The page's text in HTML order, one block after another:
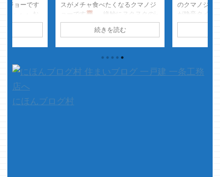
ジョーです
・・・ お
でゲームを
マノジョー
れなりに上
ろうと自覚
がに住み始
スがメチャ食べたくなるクマノジ
ョーです
絶妙にヌクヌクのi-
smart・・・ アイスが美味いん
です！！マジで！！
さて、
くるホスクリーンｘ3本
カーサイト 川口技研 ホスクリー
続きを読む
のクマノジョ
が静音タイ
入りです ・・
か） さて、
にほんブログ村